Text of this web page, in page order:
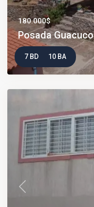
180.000$
Posada Guacuco
7 BD 10 BA
Previous